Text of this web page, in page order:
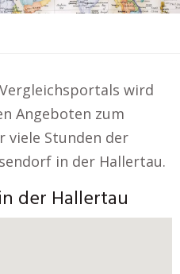
wird
Angeboten zum
viele Stunden der
in der Hallertau.
der Hallertau